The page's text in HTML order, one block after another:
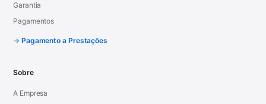
Garantia
Pagamentos
Pagamento a Prestações
Sobre
A Empresa